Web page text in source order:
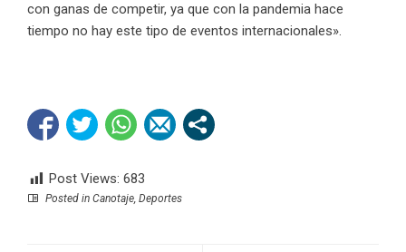
con ganas de competir, ya que con la pandemia hace
tiempo no hay este tipo de eventos internacionales».
Post Views: 683
Posted in Canotaje, Deportes